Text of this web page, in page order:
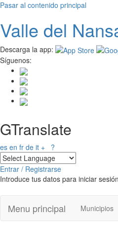
Pasar al contenido principal
Valle del N
Descarga la app:
Síguenos:
GTranslate
es en fr de it + ?
Entrar / Registrarse
Introduce tus datos para iniciar
Menu principal Municipios